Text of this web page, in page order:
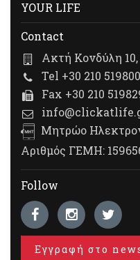
YOUR LIFE
Contact
Ακτή Κονδύλη 10,
Tel +30 210
Fax +30 210
Μητρώο
Αριθμός ΓΕΜΗ:
Follow
Εγγραφή στο